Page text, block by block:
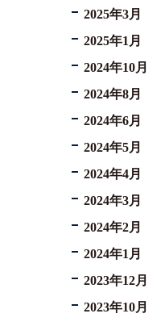
2025年3月
2025年1月
2024年10月
2024年8月
2024年6月
2024年5月
2024年4月
2024年3月
2024年2月
2024年1月
2023年12月
2023年10月